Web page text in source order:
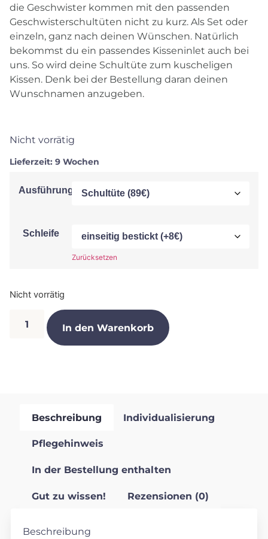
die Geschwister kommen mit den passenden
Geschwisterschultüten nicht zu kurz. Als Set oder
einzeln, ganz nach deinen Wünschen. Natürlich
bekommst du ein passendes Kisseninlet auch bei
uns. So wird deine Schultüte zum kuscheligen
Kissen. Denk bei der Bestellung daran deinen
Wunschnamen anzugeben.
Nicht vorrätig
Lieferzeit: 9 Wochen
Ausführung
Schleife
Zurücksetzen
Nicht vorrätig
In den Warenkorb
Beschreibung Individualisierung
Pflegehinweis
In der Bestellung enthalten
Gut zu wissen! Rezensionen (0)
Beschreibung